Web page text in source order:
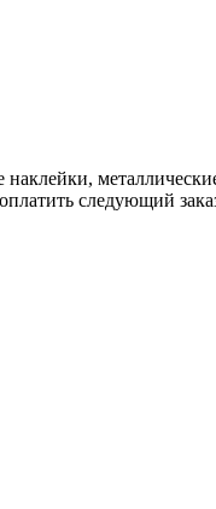
следующий